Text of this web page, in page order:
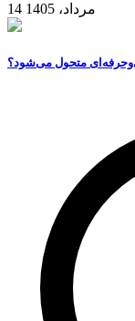
14 مرداد، 1405
متحول می‌شود؟